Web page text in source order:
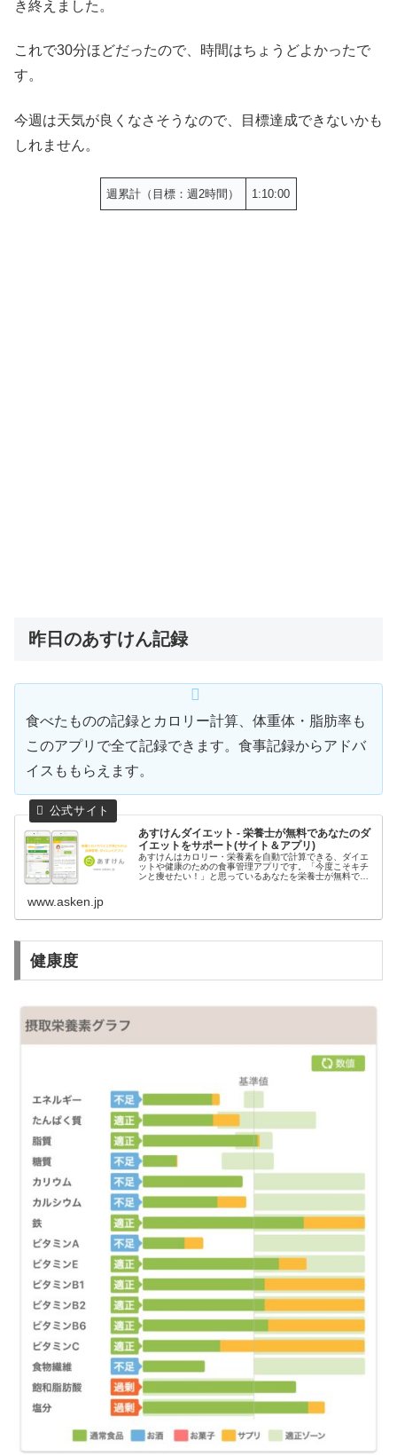
き終えました。
これで30分ほどだったので、時間はちょうどよかったで
す。
今週は天気が良くなさそうなので、目標達成できないかも
しれません。
週累計（目標：週2時間） 1:10:00
昨日のあすけん記録
食べたものの記録とカロリー計算、体重体・脂肪率も
このアプリで全て記録できます。食事記録からアドバ
イスももらえます。
あすけんダイエット - 栄養士が無料であなたのダ
イエットをサポート(サイト＆アプリ)
あすけんはカロリー・栄養素を自動で計算できる、ダイエ
ットや健康のための食事管理アプリです。「今度こそキチ
ンと痩せたい！」と思っているあなたを栄養士が無料でサ
www.asken.jp
健康度